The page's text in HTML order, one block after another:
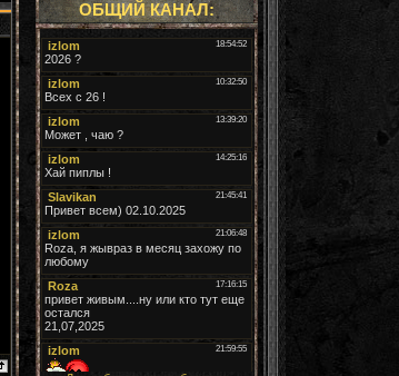
ОБЩИЙ КАНАЛ: